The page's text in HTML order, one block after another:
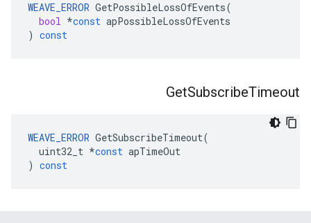
WEAVE_ERROR GetPossibleLossOfEvents(
bool *const apPossibleLossOfEvents
) const
GetSubscribeTimeout
WEAVE_ERROR GetSubscribeTimeout(
uint32_t *const apTimeOut
) const